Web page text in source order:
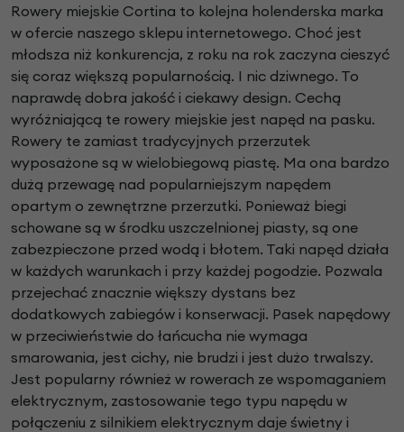
Rowery miejskie Cortina to kolejna holenderska marka
w ofercie naszego sklepu internetowego. Choć jest
młodsza niż konkurencja, z roku na rok zaczyna cieszyć
się coraz większą popularnością. I nic dziwnego. To
naprawdę dobra jakość i ciekawy design. Cechą
wyróżniającą te rowery miejskie jest napęd na pasku.
Rowery te zamiast tradycyjnych przerzutek
wyposażone są w wielobiegową piastę. Ma ona bardzo
dużą przewagę nad popularniejszym napędem
opartym o zewnętrzne przerzutki. Ponieważ biegi
schowane są w środku uszczelnionej piasty, są one
zabezpieczone przed wodą i błotem. Taki napęd działa
w każdych warunkach i przy każdej pogodzie. Pozwala
przejechać znacznie większy dystans bez
dodatkowych zabiegów i konserwacji. Pasek napędowy
w przeciwieństwie do łańcucha nie wymaga
smarowania, jest cichy, nie brudzi i jest dużo trwalszy.
Jest popularny również w rowerach ze wspomaganiem
elektrycznym, zastosowanie tego typu napędu w
połączeniu z silnikiem elektrycznym daje świetny i